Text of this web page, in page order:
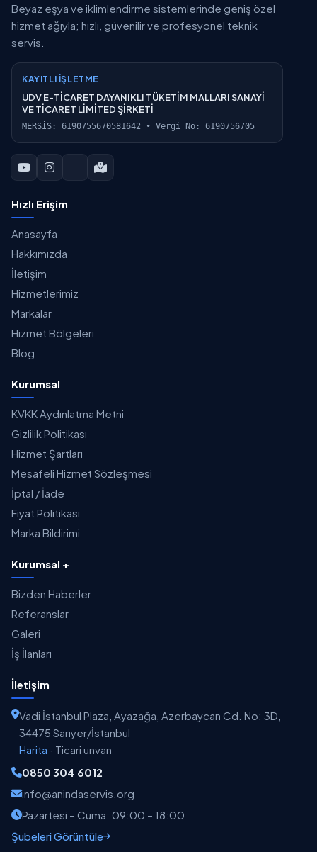
Beyaz eşya ve iklimlendirme sistemlerinde geniş özel
hizmet ağıyla; hızlı, güvenilir ve profesyonel teknik
servis.
KAYITLI İŞLETME
UDV E-TİCARET DAYANIKLI TÜKETİM MALLARI SANAYİ
VE TİCARET LİMİTED ŞİRKETİ
MERSİS: 6190755670581642 • Vergi No: 6190756705
Hızlı Erişim
Anasayfa
Hakkımızda
İletişim
Hizmetlerimiz
Markalar
Hizmet Bölgeleri
Blog
Kurumsal
KVKK Aydınlatma Metni
Gizlilik Politikası
Hizmet Şartları
Mesafeli Hizmet Sözleşmesi
İptal / İade
Fiyat Politikası
Marka Bildirimi
Kurumsal +
Bizden Haberler
Referanslar
Galeri
İş İlanları
İletişim
Vadi İstanbul Plaza, Ayazağa, Azerbaycan Cd. No: 3D,
34475 Sarıyer/İstanbul
Harita · Ticari unvan
0850 304 6012
info@anindaservis.org
Pazartesi – Cuma: 09:00 – 18:00
Şubeleri Görüntüle